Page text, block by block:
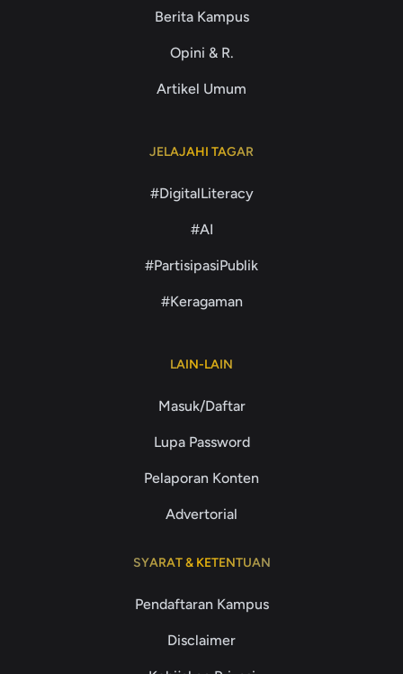
Berita Kampus
Opini & R.
Artikel Umum
JELAJAHI TAGAR
#DigitalLiteracy
#AI
#PartisipasiPublik
#Keragaman
LAIN-LAIN
Masuk/Daftar
Lupa Password
Pelaporan Konten
Advertorial
SYARAT & KETENTUAN
Pendaftaran Kampus
Disclaimer